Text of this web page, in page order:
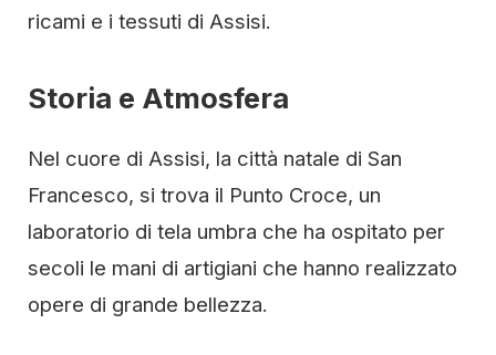
ricami e i tessuti di Assisi.
Storia e Atmosfera
Nel cuore di Assisi, la città natale di San
Francesco, si trova il Punto Croce, un
laboratorio di tela umbra che ha ospitato per
secoli le mani di artigiani che hanno realizzato
opere di grande bellezza.